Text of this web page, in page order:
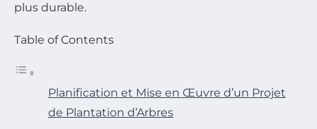
plus durable.
Table of Contents
Planification et Mise en Œuvre d’un Projet
de Plantation d’Arbres